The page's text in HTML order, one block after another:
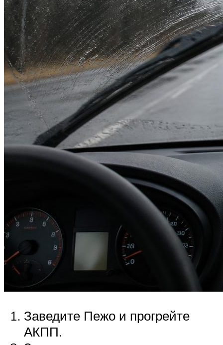
Заведите Пежо и прогрейте
АКПП.